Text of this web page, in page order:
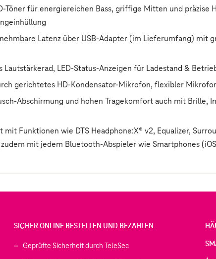
für energiereichen Bass, griffige Mitten und präzise
Latenz über USB-Adapter (im Lieferumfang) mit
LED-Status-Anzeigen für Ladestand &
gerichtetes HD-Kondensator-Mikrofon, flexibler
Abschirmung und hohen Tragekomfort auch mit Brille,
Funktionen wie DTS Headphone:X® v2, Equalizer,
mit jedem Bluetooth-Abspieler wie Smartphones
SICHER ONLINE BESTELLEN UND BEZAHLEN
Geprüfte Sicherheit durch TeleSec